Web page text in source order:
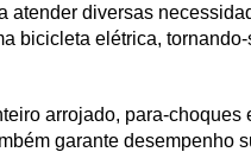
diversas
bicicleta elétrica,
arrojado, para-choques
garante desempenho